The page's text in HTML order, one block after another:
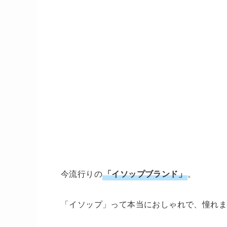
今流行りの「イソップブランド」。
「イソップ」って本当におしゃれで、憧れ